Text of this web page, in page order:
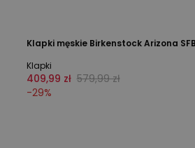
Klapki męskie Birkenstock Arizona
Klapki
409,99 zł 579,99 zł
-29%